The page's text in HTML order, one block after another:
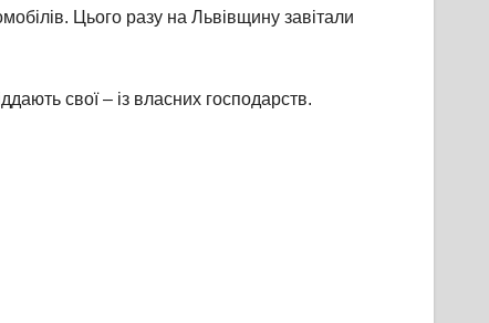
Цього разу на Львівщину завітали
свої – із власних господарств.